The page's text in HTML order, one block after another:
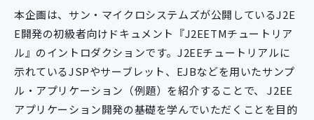
導入事例
イベント・セミナー
ニュース
採用情報
Contact
本企画は、サン・マイクロシステムズが公開しているJ2E
E開発の初級者向けドキュメント『J2EETMチュートリア
ル』のイントロダクションです。J2EEチュートリアルに
示れているJSPやサーブレット、EJBなどを用いたサンプ
ル・アプリケーション（例題）を紹介することで、 J2EE
アプリケーション開発の基礎を学んでいただくことを目的